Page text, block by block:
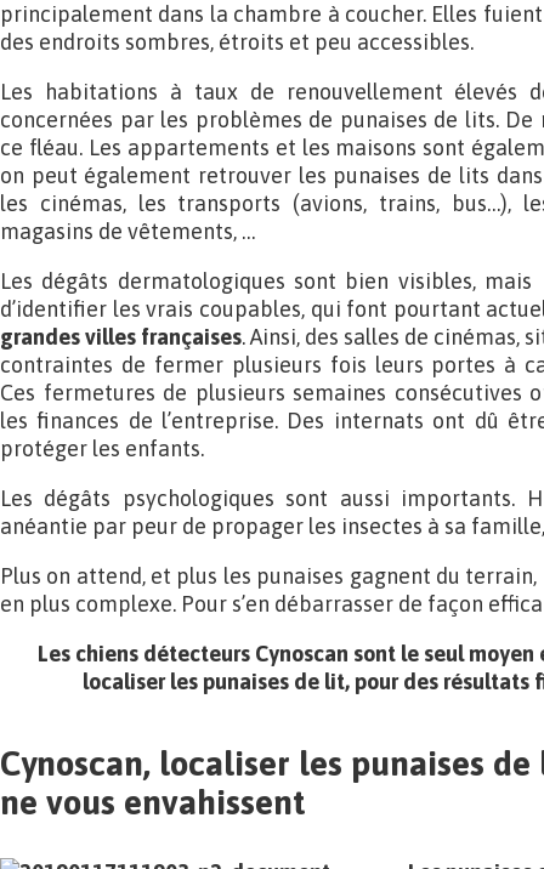
principalement dans la chambre à coucher. Elles
des endroits sombres, étroits et peu accessibles.
Les habitations à taux de renouvellement élevés
concernées par les problèmes de punaises de lits.
ce fléau. Les appartements et les maisons sont
on peut également retrouver les punaises de lits
les cinémas, les transports (avions, trains, bus…),
magasins de vêtements, …
Les dégâts dermatologiques sont bien visibles,
d’identifier les vrais coupables, qui font pourtant
grandes villes françaises. Ainsi, des salles de cinémas,
contraintes de fermer plusieurs fois leurs portes à
Ces fermetures de plusieurs semaines consécutives
les finances de l’entreprise. Des internats ont dû
protéger les enfants.
Les dégâts psychologiques sont aussi importants.
anéantie par peur de propager les insectes à sa
Plus on attend, et plus les punaises gagnent du
en plus complexe. Pour s’en débarrasser de façon
Les chiens détecteurs Cynoscan sont le seul
localiser les punaises de lit, pour des résultats
Cynoscan, localiser les punaises
ne vous envahissent